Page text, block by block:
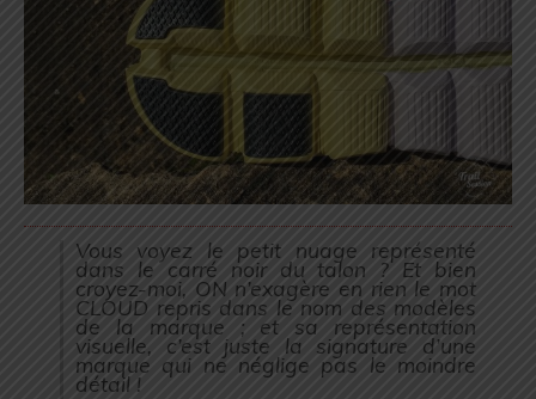
Vous voyez le petit nuage représenté
dans le carré noir du talon ? Et bien
croyez-moi, ON n’exagère en rien le mot
CLOUD repris dans le nom des modèles
de la marque ; et sa représentation
visuelle, c’est juste la signature d’une
marque qui ne néglige pas le moindre
détail !